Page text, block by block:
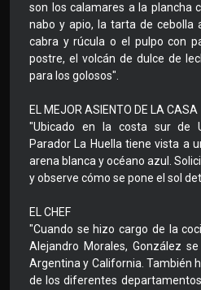
son los calamares a la plancha
nabo y apio, la tarta de cebolla
cabra y rúcula o el pulpo con
postre, el volcán de dulce de
para los golosos".
EL MEJOR ASIENTO DE LA CASA
"Ubicado en la costa sur de
Parador La Huella tiene vista a
arena blanca y océano azul.
y observe cómo se pone el sol
EL CHEF
"Cuando se hizo cargo de la
Alejandro Morales, González
Argentina y California. También
de los diferentes